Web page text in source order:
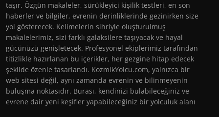
taşır. Özgün makaleler, sürükleyici kişilik testleri, en son
haberler ve bilgiler, evrenin derinliklerinde gezinirken size
yol gösterecek. Kelimelerin sihriyle oluşturulmuş
makalelerimiz, sizi farklı galaksilere taşıyacak ve hayal
gücünüzü genişletecek. Profesyonel ekiplerimiz tarafından
titizlikle hazırlanan bu içerikler, her gezgine hitap edecek
şekilde özenle tasarlandı. KozmikYolcu.com, yalnızca bir
web sitesi değil, aynı zamanda evrenin ve bilinmeyenin
buluşma noktasıdır. Burası, kendinizi bulabileceğiniz ve
evrene dair yeni keşifler yapabileceğiniz bir yolculuk alanı